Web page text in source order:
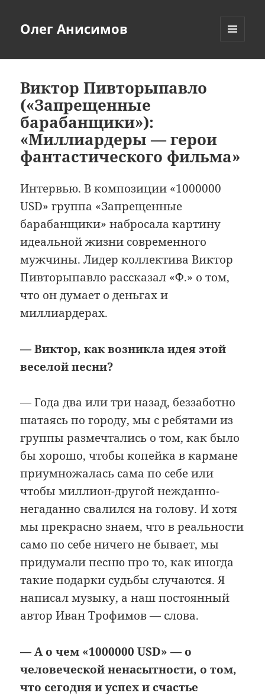
Олег Анисимов
Виктор Пивторыпавло
(«Запрещенные
барабанщики»):
«Миллиардеры — герои
фантастического фильма»
Интервью. В композиции «1000000
USD» группа «Запрещенные
барабанщики» набросала картину
идеальной жизни современного
мужчины. Лидер коллектива Виктор
Пивторыпавло рассказал «Ф.» о том,
что он думает о деньгах и
миллиардерах.
— Виктор, как возникла идея этой
веселой песни?
— Года два или три назад, беззаботно
шатаясь по городу, мы с ребятами из
группы размечтались о том, как было
бы хорошо, чтобы копейка в кармане
приумножалась сама по себе или
чтобы миллион-другой нежданно-
негаданно свалился на голову. И хотя
мы прекрасно знаем, что в реальности
само по себе ничего не бывает, мы
придумали песню про то, как иногда
такие подарки судьбы случаются. Я
написал музыку, а наш постоянный
автор Иван Трофимов — слова.
— А о чем «1000000 USD» — о
человеческой ненасытности, о том,
что сегодня и успех и счастье